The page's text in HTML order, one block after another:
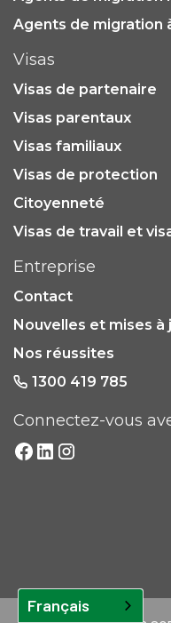
Agents de migration
Entreprise
Contact
Nouvelles et mises à
Nos réussites
1300 419 785
Connectez-vous
Visas
Visas de partenaire
Visas parentaux
Visas familiaux
Visas de protection
Citoyenneté
Visas de travail et
Français